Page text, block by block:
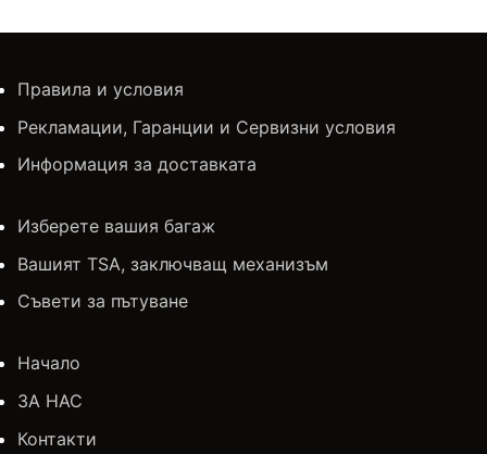
Правила и условия
Рекламации, Гаранции и Сервизни условия
Информация за доставката
Изберете вашия багаж
Вашият TSA, заключващ механизъм
Съвети за пътуване
Начало
ЗА НАС
Контакти